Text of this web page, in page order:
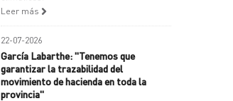
Leer más
22-07-2026
García Labarthe: "Tenemos que
garantizar la trazabilidad del
movimiento de hacienda en toda la
provincia"